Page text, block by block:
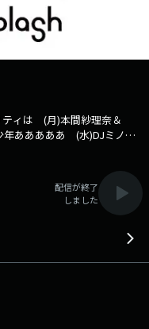
ティは (月)本間紗理奈＆
年あああああ (水)DJミノル
ルクリス＆芦川玲一 (金)
どをご紹介！ ▽16:27〜 【
予報をご紹介！ ▽16:30〜
イフアシスト吉田さんに聞
program/15 メッ
」
配信が終了
しました